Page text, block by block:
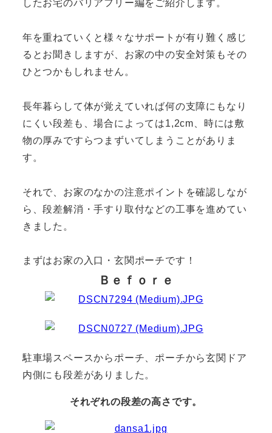
したお宅のバリアフリー編をご紹介します。
年を重ねていくと様々なサポートが有り難く感じ
るとお聞きしますが、お家の中の安全対策もその
ひとつかもしれません。
長年暮らして体が覚えていれば何の支障にもなり
にくい段差も、場合によっては1,2cm、時には敷
物の厚みですらつまずいてしまうことがありま
す。
それで、お家のなかの注意ポイントを確認しなが
ら、段差解消・手すり取付などの工事を進めてい
きました。
まずはお家の入口・玄関ポーチです！
Ｂｅｆｏｒｅ
駐車場スペースからポーチ、ポーチから玄関ドア
内側にも段差がありました。
それぞれの段差の高さです。